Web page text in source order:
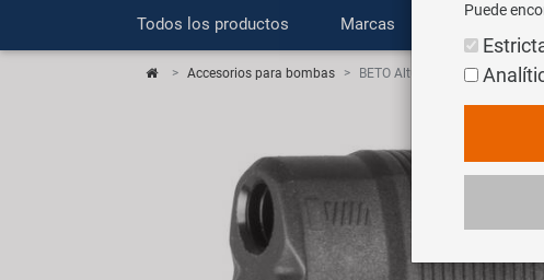
Todos los productos Marcas
Accesorios para bombas BETO Altura de bombeo
Puede